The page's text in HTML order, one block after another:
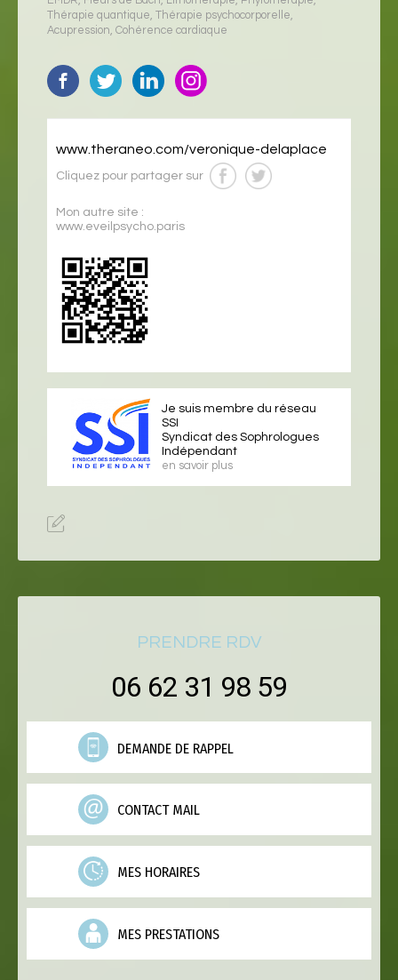
Thérapie quantique, Thérapie psychocorporelle,
Acupression, Cohérence cardiaque
www.theraneo.com/veronique-delaplace
Cliquez pour partager sur
Mon autre site :
www.eveilpsycho.paris
Je suis membre du réseau
SSI
Syndicat des Sophrologues
Indépendant
en savoir plus
PRENDRE RDV
06 62 31 98 59
DEMANDE DE RAPPEL
CONTACT MAIL
MES HORAIRES
MES PRESTATIONS